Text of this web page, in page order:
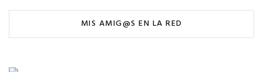
MIS AMIG@S EN LA RED